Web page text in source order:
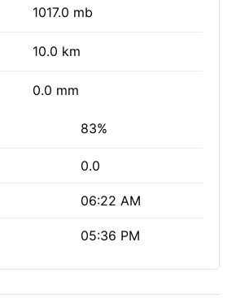
1017.0 mb
10.0 km
0.0 mm
83%
0.0
06:22 AM
05:36 PM